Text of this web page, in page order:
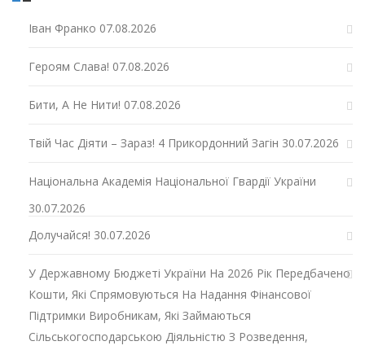
Іван Франко 07.08.2026
Героям Слава! 07.08.2026
Бити, А Не Нити! 07.08.2026
Твій Час Діяти – Зараз! 4 Прикордонний Загін 30.07.2026
Національна Академія Національної Гвардії України
30.07.2026
Долучайся! 30.07.2026
У Державному Бюджеті України На 2026 Рік Передбачено
Кошти, Які Спрямовуються На Надання Фінансової
Підтримки Виробникам, Які Займаються
Сільськогосподарською Діяльністю З Розведення,